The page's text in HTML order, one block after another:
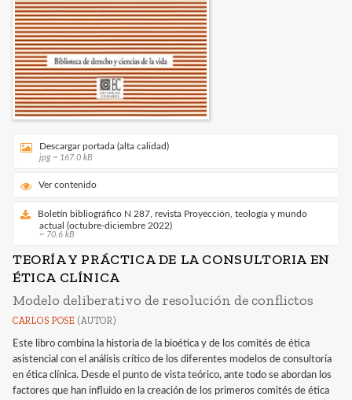
Descargar portada (alta calidad)
jpg ~ 167.0 kB
Ver contenido
Boletín bibliográfico N 287, revista Proyección, teología y mundo
actual (octubre-diciembre 2022)
~ 70.6 kB
TEORÍA Y PRÁCTICA DE LA CONSULTORIA EN
ÉTICA CLÍNICA
Modelo deliberativo de resolución de conflictos
CARLOS POSE (AUTOR)
Este libro combina la historia de la bioética y de los comités de ética
asistencial con el análisis crítico de los diferentes modelos de consultoría
en ética clínica. Desde el punto de vista teórico, ante todo se abordan los
factores que han influido en la creación de los primeros comités de ética